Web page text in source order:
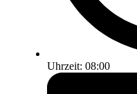
Uhrzeit: 08:00